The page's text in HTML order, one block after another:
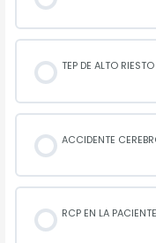
TEP DE ALTO RIESTO
ACCIDENTE
RCP EN LA